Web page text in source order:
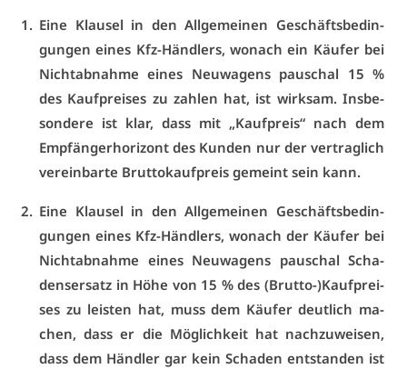
Ei­ne Klau­sel in den All­ge­mei­nen Ge­schäfts­be­din­
gun­gen ei­nes Kfz-Händ­lers, wo­nach ein Käu­fer bei
Nicht­ab­nah­me ei­nes Neu­wa­gens pau­schal 15 %
des Kauf­prei­ses zu zah­len hat, ist wirk­sam. Ins­be­
son­de­re ist klar, dass mit „Kauf­preis“ nach dem
Emp­fän­ger­ho­ri­zont des Kun­den nur der ver­trag­lich
ver­ein­bar­te Brut­to­kauf­preis ge­meint sein kann.
Ei­ne Klau­sel in den All­ge­mei­nen Ge­schäfts­be­din­
gun­gen ei­nes Kfz-Händ­lers, wo­nach der Käu­fer bei
Nicht­ab­nah­me ei­nes Neu­wa­gens pau­schal Scha­
dens­er­satz in Hö­he von 15 % des (Brut­to-)Kauf­prei­
ses zu leis­ten hat, muss dem Käu­fer deut­lich ma­
chen, dass er die Mög­lich­keit hat nach­zu­wei­sen,
dass dem Händ­ler gar kein Scha­den ent­stan­den ist